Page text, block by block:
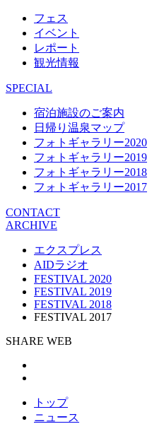
フェス
イベント
レポート
観光情報
SPECIAL
宿泊施設のご案内
日帰り温泉マップ
フォトギャラリー2020
フォトギャラリー2019
フォトギャラリー2018
フォトギャラリー2017
CONTACT
ARCHIVE
エクスプレス
AIDラジオ
FESTIVAL 2020
FESTIVAL 2019
FESTIVAL 2018
FESTIVAL 2017
SHARE WEB
トップ
ニュース